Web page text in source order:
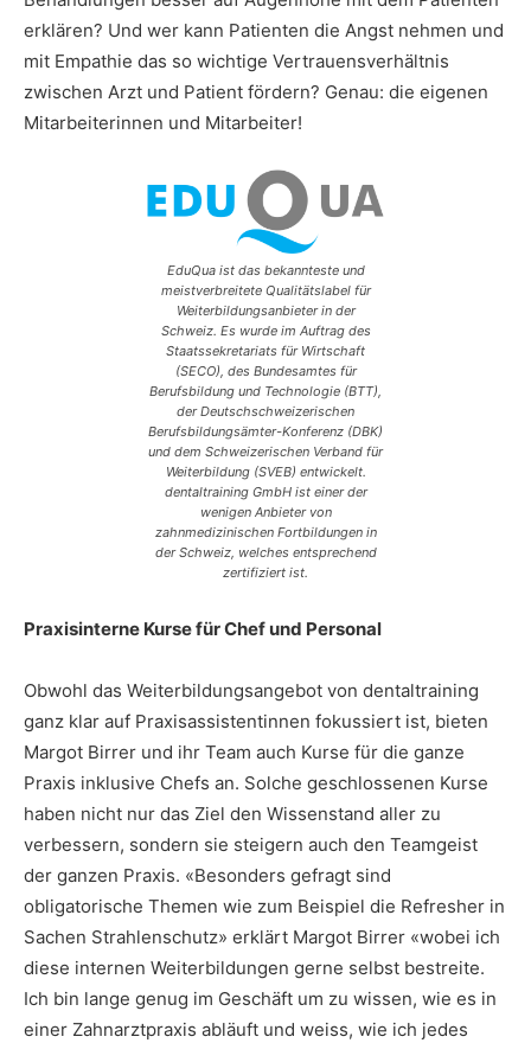
erklären? Und wer kann Patienten die Angst nehmen und
mit Empathie das so wichtige Vertrauensverhältnis
zwischen Arzt und Patient fördern? Genau: die eigenen
Mitarbeiterinnen und Mitarbeiter!
EduQua ist das bekannteste und
meistverbreitete Qualitätslabel für
Weiterbildungsanbieter in der
Schweiz. Es wurde im Auftrag des
Staatssekretariats für Wirtschaft
(SECO), des Bundesamtes für
Berufsbildung und Technologie (BTT),
der Deutschschweizerischen
Berufsbildungsämter-Konferenz (DBK)
und dem Schweizerischen Verband für
Weiterbildung (SVEB) entwickelt.
dentaltraining GmbH ist einer der
wenigen Anbieter von
zahnmedizinischen Fortbildungen in
der Schweiz, welches entsprechend
zertifiziert ist.
Praxisinterne Kurse für Chef und Personal
Obwohl das Weiterbildungsangebot von dentaltraining
ganz klar auf Praxisassistentinnen fokussiert ist, bieten
Margot Birrer und ihr Team auch Kurse für die ganze
Praxis inklusive Chefs an. Solche geschlossenen Kurse
haben nicht nur das Ziel den Wissenstand aller zu
verbessern, sondern sie steigern auch den Teamgeist
der ganzen Praxis. «Besonders gefragt sind
obligatorische Themen wie zum Beispiel die Refresher in
Sachen Strahlenschutz» erklärt Margot Birrer «wobei ich
diese internen Weiterbildungen gerne selbst bestreite.
Ich bin lange genug im Geschäft um zu wissen, wie es in
einer Zahnarztpraxis abläuft und weiss, wie ich jedes